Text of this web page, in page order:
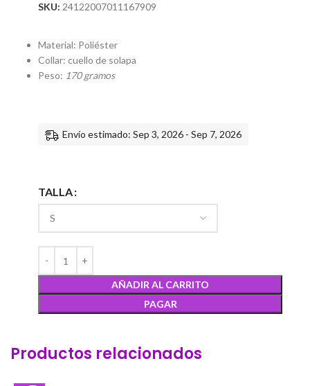
SKU: 24122007011167909
Material: Poliéster
Collar: cuello de solapa
Peso: 170 gramos
Envío estimado: Sep 3, 2026 - Sep 7, 2026
TALLA
AÑADIR AL CARRITO
PAGAR
Productos relacionados